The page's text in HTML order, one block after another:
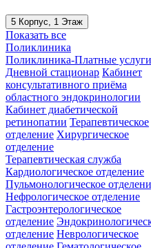
5 Корпус, 1 Этаж
Показать все
Поликлиника
Поликлиника-Платные услуги
Дневной стационар Кабинет
консультативного приёма
областного эндокринологии
Кабинет диабетической
ретинопатии Терапевтическое
отделение Хирургическое
отделение
Терапевтическая служба
Кардиологическое отделение
Пульмонологическое
Нефрологическое отделение
Гастроэнтерологическое
отделение
отделение Неврологическое